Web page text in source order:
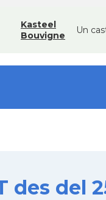
Kasteel
Bouvigne
Un
des del